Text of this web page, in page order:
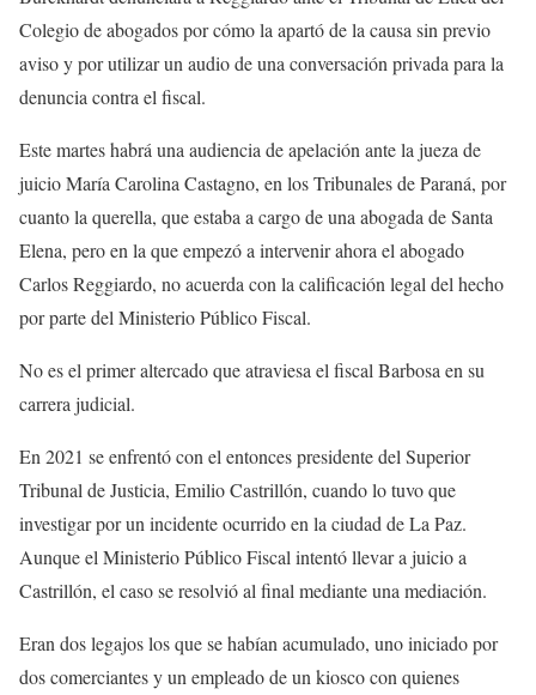
Colegio de abogados por cómo la apartó de la causa sin previo
aviso y por utilizar un audio de una conversación privada para la
denuncia contra el fiscal.
Este martes habrá una audiencia de apelación ante la jueza de
juicio María Carolina Castagno, en los Tribunales de Paraná, por
cuanto la querella, que estaba a cargo de una abogada de Santa
Elena, pero en la que empezó a intervenir ahora el abogado
Carlos Reggiardo, no acuerda con la calificación legal del hecho
por parte del Ministerio Público Fiscal.
No es el primer altercado que atraviesa el fiscal Barbosa en su
carrera judicial.
En 2021 se enfrentó con el entonces presidente del Superior
Tribunal de Justicia, Emilio Castrillón, cuando lo tuvo que
investigar por un incidente ocurrido en la ciudad de La Paz.
Aunque el Ministerio Público Fiscal intentó llevar a juicio a
Castrillón, el caso se resolvió al final mediante una mediación.
Eran dos legajos los que se habían acumulado, uno iniciado por
dos comerciantes y un empleado de un kiosco con quienes